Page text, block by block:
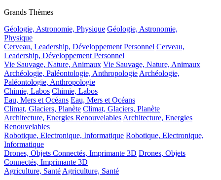
Grands Thèmes
Géologie, Astronomie, Physique Géologie, Astronomie,
Physique
Cerveau, Leadership, Développement Personnel Cerveau,
Leadership, Développement Personnel
Vie Sauvage, Nature, Animaux Vie Sauvage, Nature, Animaux
Archéologie, Paléontologie, Anthropologie Archéologie,
Paléontologie, Anthropologie
Chimie, Labos Chimie, Labos
Eau, Mers et Océans Eau, Mers et Océans
Climat, Glaciers, Planète Climat, Glaciers, Planète
Architecture, Energies Renouvelables Architecture, Energies
Renouvelables
Robotique, Electronique, Informatique Robotique, Electronique,
Informatique
Drones, Objets Connectés, Imprimante 3D Drones, Objets
Connectés, Imprimante 3D
Agriculture, Santé Agriculture, Santé